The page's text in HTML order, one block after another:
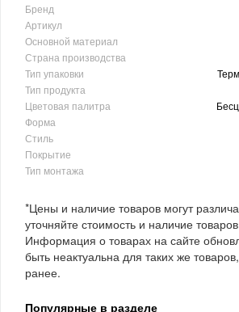
Бренд
Артикул
Основной материал
Страна производства
Тип упаковки
Тип продукта
Цветовая палитра
Форма
Стиль
Покрытие
Тип монтажа
*Цены и наличие товаров могут
уточняйте стоимость и наличие
Информация о товарах на сайте
быть неактуальна для таких же
ранее.
Популярные в разделе